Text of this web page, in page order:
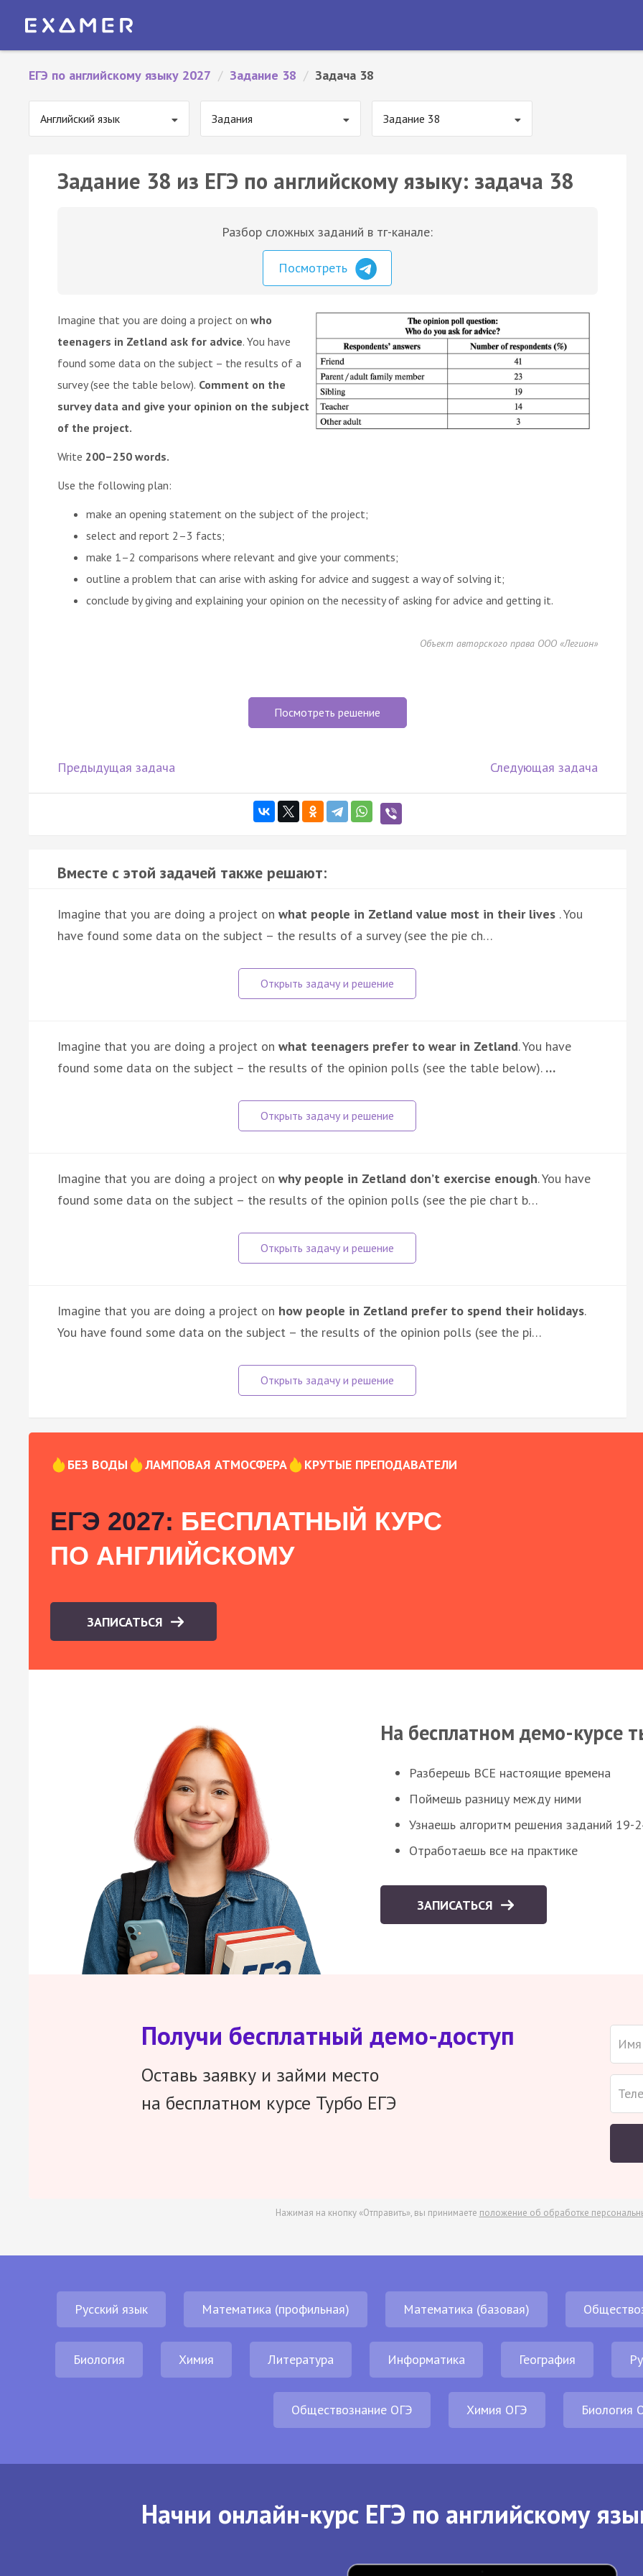
ЕГЭ по английскому языку 2027 / Задание 38 / Задача 38
Английский язык Задания Задание 38
Задание 38 из ЕГЭ по английскому языку: задача 38
Разбор сложных заданий в тг-канале:
Посмотреть
Imagine that you are doing a project on who
teenagers in Zetland ask for advice. You have
found some data on the subject – the results of a
survey (see the table below). Comment on the
survey data and give your opinion on the subject
of the project.
Write 200–250 words.
Use the following plan:
make an opening statement on the subject of the project;
select and report 2–3 facts;
make 1–2 comparisons where relevant and give your comments;
outline a problem that can arise with asking for advice and suggest a way of solving it;
conclude by giving and explaining your opinion on the necessity of asking for advice and getting it.
Объект авторского права ООО «Легион»
Посмотреть решение
Предыдущая задача Следующая задача
Вместе с этой задачей также решают:
Imagine that you are doing a project on what people in Zetland value most in their lives . You
have found some data on the subject – the results of a survey (see the pie ch…
Imagine that you are doing a project on what teenagers prefer to wear in Zetland. You have
found some data on the subject – the results of the opinion polls (see the table below). …
Imagine that you are doing a project on why people in Zetland don’t exercise enough. You have
found some data on the subject – the results of the opinion polls (see the pie chart b…
Imagine that you are doing a project on how people in Zetland prefer to spend their holidays.
You have found some data on the subject – the results of the opinion polls (see the pi…
БЕЗ ВОДЫ ЛАМПОВАЯ АТМОСФЕРА КРУТЫЕ ПРЕПОДАВАТЕЛИ
ЕГЭ 2027: БЕСПЛАТНЫЙ КУРС
ПО АНГЛИЙСКОМУ
ЗАПИСАТЬСЯ
На бесплатном демо-курсе
Разберешь ВСЕ настоящие времена
Поймешь разницу между ними
Узнаешь алгоритм решения заданий 19-
Отработаешь все на практике
ЗАПИСАТЬСЯ
Получи бесплатный демо-доступ
Оставь заявку и займи место
на бесплатном курсе Турбо ЕГЭ
Нажимая на кнопку «Отправить», вы принимаете положение об обработке
Русский язык Математика (профильная) Математика (базовая)
Биология Химия Литература Информатика География
Обществознание ОГЭ Химия ОГЭ Биология
Начни онлайн-курс ЕГЭ по английскому